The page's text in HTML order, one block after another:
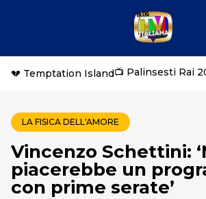
💔 Temptation Island📺 Palinsesti Rai
LA FISICA DELL'AMORE
Vincenzo Schettini:
piacerebbe un
con prime serate’